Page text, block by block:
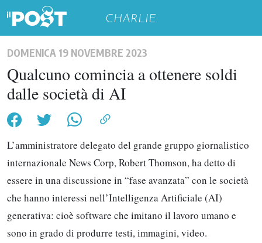
CHARLIE
DOMENICA 19 NOVEMBRE 2023
Qualcuno comincia a ottenere soldi
dalle società di AI
L’amministratore delegato del grande gruppo giornalistico
internazionale News Corp, Robert Thomson, ha detto di
essere in una discussione in “fase avanzata” con le società
che hanno interessi nell’Intelligenza Artificiale (AI)
generativa: cioè software che imitano il lavoro umano e
sono in grado di produrre testi, immagini, video.